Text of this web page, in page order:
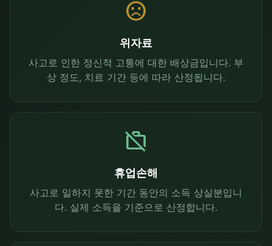
sentiment_dissatisfied
위자료
사고로 인한 정신적 고통에 대한 배상금입니다. 부
상 정도, 치료 기간 등에 따라 산정됩니다.
work_off
휴업손해
사고로 일하지 못한 기간 동안의 소득 상실분입니
다. 실제 소득을 기준으로 산정합니다.